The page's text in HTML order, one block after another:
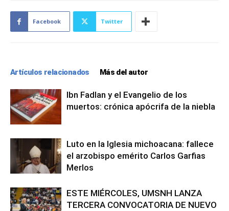
Facebook Twitter
Artículos relacionados Más del autor
Ibn Fadlan y el Evangelio de los
muertos: crónica apócrifa de la niebla
Luto en la Iglesia michoacana: fallece
el arzobispo emérito Carlos Garfias
Merlos
ESTE MIÉRCOLES, UMSNH LANZA
TERCERA CONVOCATORIA DE NUEVO